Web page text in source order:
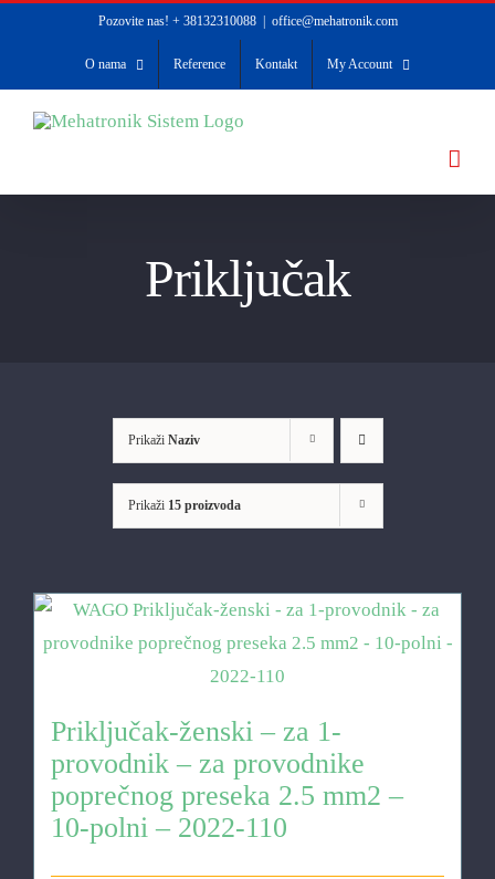
Pozovite nas! + 38132310088 office@mehatronik.com
O nama Reference Kontakt My Account
Priključak
Prikaži Naziv
Prikaži 15 proizvoda
Priključak-ženski – za 1-
provodnik – za provodnike
poprečnog preseka 2.5 mm2 –
10-polni – 2022-110